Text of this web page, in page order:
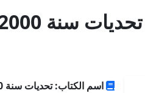
اسم الكتاب: تحديات سنة 2000